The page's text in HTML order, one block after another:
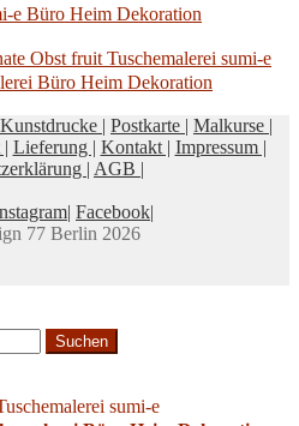
Varianten
Die
Optionen
auf
der
Produktseite
gewählt
werden
e Büro Heim Dekoration
Büro Heim Dekoration
Kunstdrucke | Postkarte |
Malkurse |
Lieferung | Kontakt | Impressum |
| AGB |
Facebook|
77 Berlin 2026
Suchen